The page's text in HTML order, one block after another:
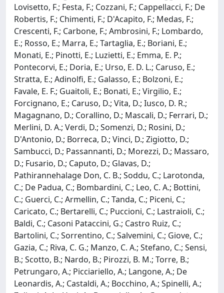
Lovisetto, F.; Festa, F.; Cozzani, F.; Cappellacci, F.; De
Robertis, F.; Chimenti, F.; D'Acapito, F.; Medas, F.;
Crescenti, F.; Carbone, F.; Ambrosini, F.; Lombardo,
E.; Rosso, E.; Marra, E.; Tartaglia, E.; Boriani, E.;
Monati, E.; Pinotti, E.; Luzietti, E.; Emma, E. P.;
Pontecorvi, E.; Doria, E.; Urso, E. D. L.; Caruso, E.;
Stratta, E.; Adinolfi, E.; Galasso, E.; Bolzoni, E.;
Favale, E. F.; Guaitoli, E.; Bonati, E.; Virgilio, E.;
Forcignano, E.; Caruso, D.; Vita, D.; Iusco, D. R.;
Magagnano, D.; Corallino, D.; Mascali, D.; Ferrari, D.;
Merlini, D. A.; Verdi, D.; Somenzi, D.; Rosini, D.;
D'Antonio, D.; Borreca, D.; Vinci, D.; Zigiotto, D.;
Sambucci, D.; Passannanti, D.; Morezzi, D.; Massaro,
D.; Fusario, D.; Caputo, D.; Glavas, D.;
Pathirannehalage Don, C. B.; Soddu, C.; Larotonda,
C.; De Padua, C.; Bombardini, C.; Leo, C. A.; Bottini,
C.; Guerci, C.; Armellin, C.; Tanda, C.; Piceni, C.;
Caricato, C.; Bertarelli, C.; Puccioni, C.; Lastraioli, C.;
Baldi, C.; Casoni Pataccini, G.; Castro Ruiz, C.;
Bartolini, C.; Sorrentino, C.; Salvemini, C.; Giove, C.;
Gazia, C.; Riva, C. G.; Manzo, C. A.; Stefano, C.; Sensi,
B.; Scotto, B.; Nardo, B.; Pirozzi, B. M.; Torre, B.;
Petrungaro, A.; Picciariello, A.; Langone, A.; De
Leonardis, A.; Castaldi, A.; Bocchino, A.; Spinelli, A.;